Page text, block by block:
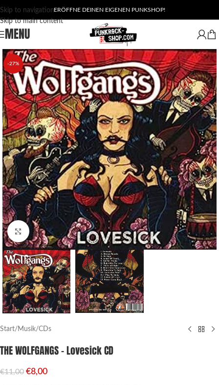
Skip to navigation
Skip to main content
ERÖFFNE DEINEN EIGENEN PUNKSHOP!
MENU
-27%
Click to enlarge
Start/ Musik/CDs
THE WOLFGANGS – Lovesick CD
€11,00 €8,00